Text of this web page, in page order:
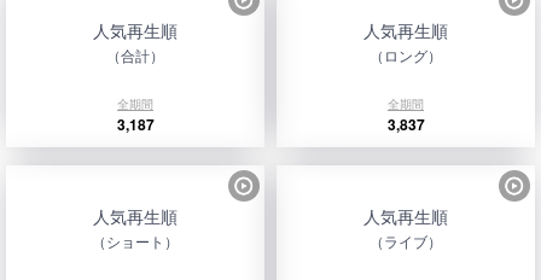
人気再生順
（合計）
全期間
3,187
人気再生順
（ロング）
全期間
3,837
人気再生順
（ショート）
人気再生順
（ライブ）